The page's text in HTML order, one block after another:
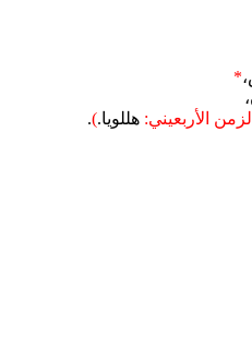
*
الأربعيني: هللويا.)
.